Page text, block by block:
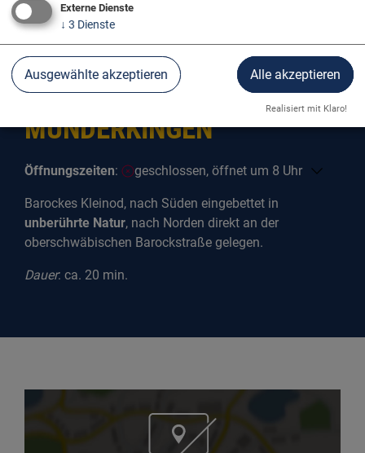
FRAUENBERGKIRCHE
MUNDERKINGEN
Öffnungszeiten: geschlossen, öffnet um 8 Uhr
Barockes Kleinod, nach Süden eingebettet in
unberührte Natur, nach Norden direkt an der
oberschwäbischen Barockstraße gelegen.
Dauer: ca. 20 min.
Externe Dienste
↓ 3 Dienste
Ausgewählte akzeptieren Alle akzeptieren
Realisiert mit Klaro!